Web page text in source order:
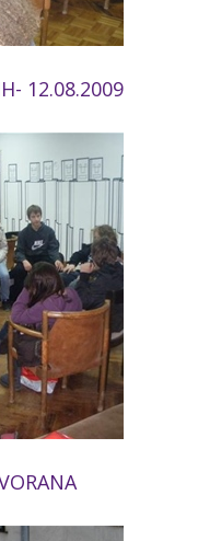
12.08.2009